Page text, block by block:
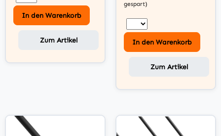
In den Warenkorb
Zum Artikel
gespart)
In den Warenkorb
Zum Artikel